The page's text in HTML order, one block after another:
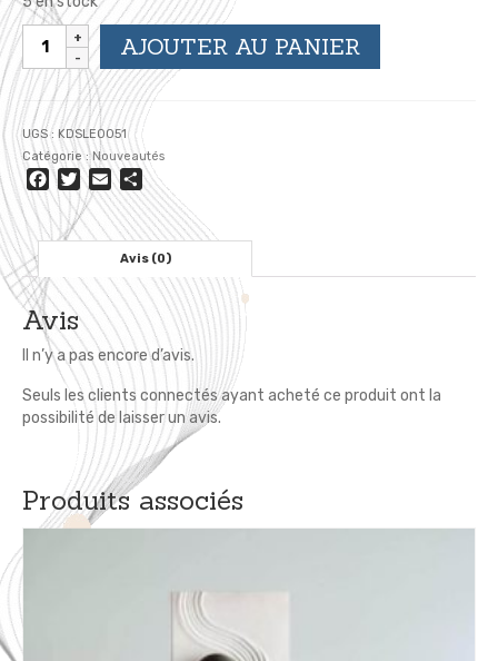
quantité
de
HAPPY
-
Lettres
en
Medium
-
Sticker
Auto
Adhésif
en
Bois
AJOUTER AU PANIER
UGS : KDSLE0051
Catégorie :Nouveautés
Facebook
Twitter
EmailPartager
Avis (0)
Avis
Il n’y a pas encore d’avis.
Seuls les clients connectés ayant acheté ce produit ont la
possibilité de laisser un avis.
Produits associés